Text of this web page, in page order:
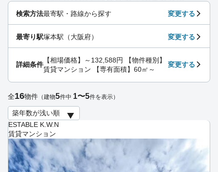
ESTABLE K.W.N
賃貸マンション
検索方法最寄駅・路線から探す 変更する
最寄り駅塚本駅（大阪府） 変更する
詳細条件
【相場価格】～132,588円 【物件種別】
賃貸マンション 【専有面積】60㎡～
変更する
全16物件 （建物5件中 1〜5件を表示）